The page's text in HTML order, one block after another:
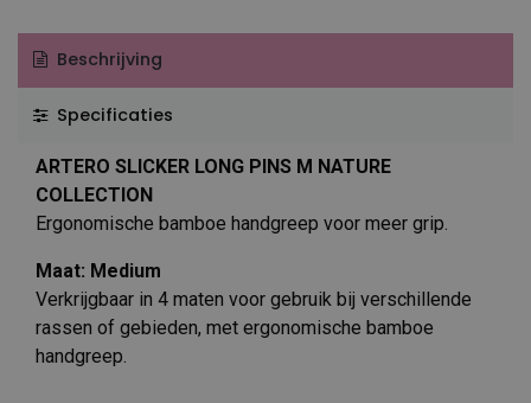
Beschrijving
Specificaties
ARTERO SLICKER LONG PINS M NATURE
COLLECTION
Ergonomische bamboe handgreep voor meer grip.
Maat: Medium
Verkrijgbaar in 4 maten voor gebruik bij verschillende
rassen of gebieden, met ergonomische bamboe
handgreep.